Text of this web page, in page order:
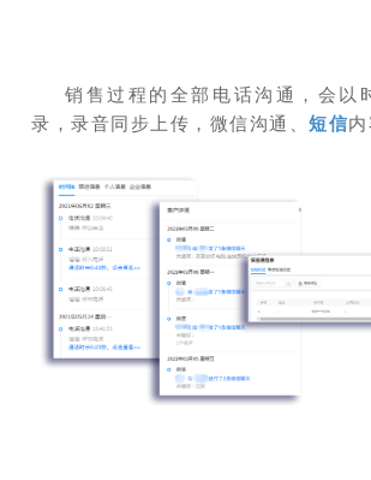
销售过程的全部电话沟通，会以
录，录音同步上传，微信沟通、 短信内